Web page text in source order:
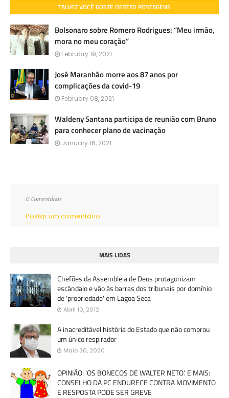
TALVEZ VOCÊ GOSTE DESTAS POSTAGENS
Bolsonaro sobre Romero Rodrigues: “Meu irmão,
mora no meu coração”
February 19, 2021
José Maranhão morre aos 87 anos por
complicações da covid-19
February 08, 2021
Waldeny Santana participa de reunião com Bruno
para conhecer plano de vacinação
January 16, 2021
0 Comentários
Postar um comentário
MAIS LIDAS
Chefões da Assembleia de Deus protagonizam
escândalo e vão às barras dos tribunais por domínio
de 'propriedade' em Lagoa Seca
Abril 10, 2012
A inacreditável história do Estado que não comprou
um único respirador
Maio 30, 2020
OPINIÃO: 'OS BONECOS DE WALTER NETO'. E MAIS:
CONSELHO DA PC ENDURECE CONTRA MOVIMENTO
E RESPOSTA PODE SER GREVE